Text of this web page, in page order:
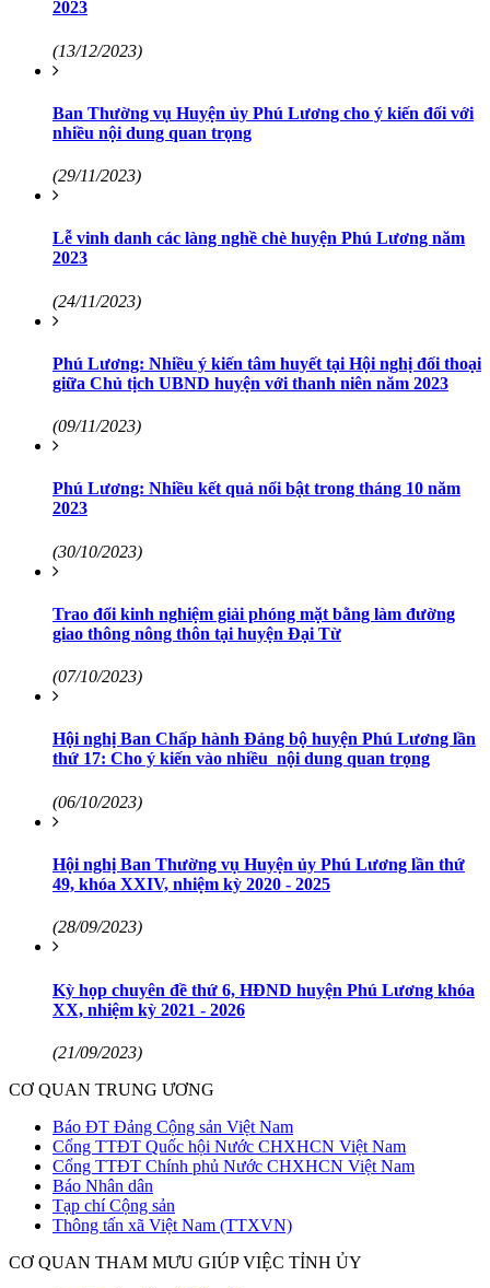
2023
(13/12/2023)
Ban Thường vụ Huyện ủy Phú Lương cho ý kiến đối với
nhiều nội dung quan trọng
(29/11/2023)
Lễ vinh danh các làng nghề chè huyện Phú Lương năm
2023
(24/11/2023)
Phú Lương: Nhiều ý kiến tâm huyết tại Hội nghị đối thoại
giữa Chủ tịch UBND huyện với thanh niên năm 2023
(09/11/2023)
Phú Lương: Nhiều kết quả nổi bật trong tháng 10 năm
2023
(30/10/2023)
Trao đổi kinh nghiệm giải phóng mặt bằng làm đường
giao thông nông thôn tại huyện Đại Từ
(07/10/2023)
Hội nghị Ban Chấp hành Đảng bộ huyện Phú Lương lần
thứ 17: Cho ý kiến vào nhiều nội dung quan trọng
(06/10/2023)
Hội nghị Ban Thường vụ Huyện ủy Phú Lương lần thứ
49, khóa XXIV, nhiệm kỳ 2020 - 2025
(28/09/2023)
Kỳ họp chuyên đề thứ 6, HĐND huyện Phú Lương khóa
XX, nhiệm kỳ 2021 - 2026
(21/09/2023)
CƠ QUAN TRUNG ƯƠNG
Báo ĐT Đảng Cộng sản Việt Nam
Cổng TTĐT Quốc hội Nước CHXHCN Việt Nam
Cổng TTĐT Chính phủ Nước CHXHCN Việt Nam
Báo Nhân dân
Tạp chí Cộng sản
Thông tấn xã Việt Nam (TTXVN)
CƠ QUAN THAM MƯU GIÚP VIỆC TỈNH ỦY